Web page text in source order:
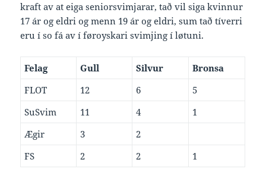
kraft av at eiga seniorsvimjarar, tað vil siga kvinnur
17 ár og eldri og menn 19 ár og eldri, sum tað tíverri
eru í so fá av í føroyskari svimjing í løtuni.
Felag Gull Silvur
Bronsa
FLOT
12 6
5
SuSvim
11 4
1
Ægir
3
2
FS
2 2 1